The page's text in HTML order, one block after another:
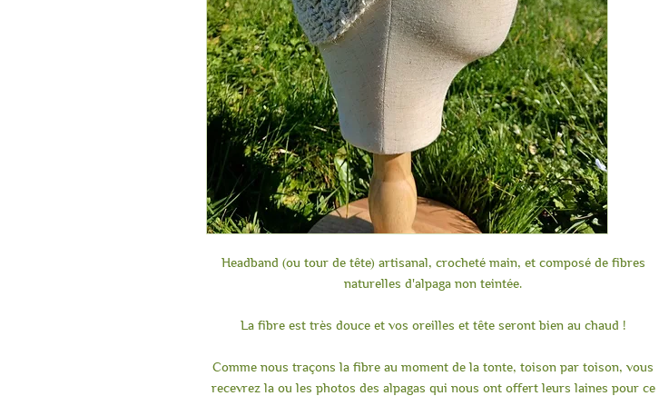
Headband (ou tour de tête) artisanal, crocheté main, et composé de fibres
naturelles d'alpaga non teintée.
La fibre est très douce et vos oreilles et tête seront bien au chaud !
Comme nous traçons la fibre au moment de la tonte, toison par toison, vous
recevrez la ou les photos des alpagas qui nous ont offert leurs laines pour ce